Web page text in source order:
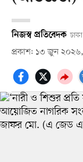
নিজস্ব প্রতিবেদক ঢাকা
প্রকাশ: ১৩ জুন